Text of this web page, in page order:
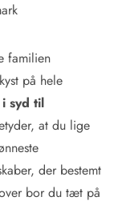
familien
på hele
syd til
at du lige
der bestemt
bor du tæt på